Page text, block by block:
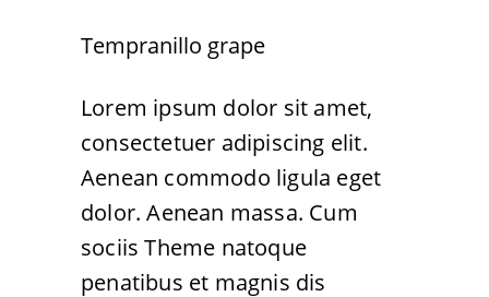
Tempranillo grape
Lorem ipsum dolor sit amet,
consectetuer adipiscing elit.
Aenean commodo ligula eget
dolor. Aenean massa. Cum
sociis Theme natoque
penatibus et magnis dis